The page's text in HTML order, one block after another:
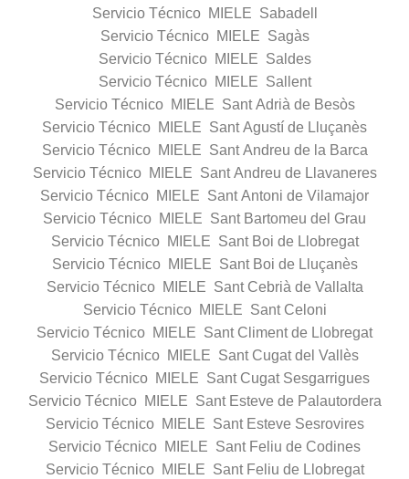
Servicio Técnico MIELE Sabadell
Servicio Técnico MIELE Sagàs
Servicio Técnico MIELE Saldes
Servicio Técnico MIELE Sallent
Servicio Técnico MIELE Sant Adrià de Besòs
Servicio Técnico MIELE Sant Agustí de Lluçanès
Servicio Técnico MIELE Sant Andreu de la Barca
Servicio Técnico MIELE Sant Andreu de Llavaneres
Servicio Técnico MIELE Sant Antoni de Vilamajor
Servicio Técnico MIELE Sant Bartomeu del Grau
Servicio Técnico MIELE Sant Boi de Llobregat
Servicio Técnico MIELE Sant Boi de Lluçanès
Servicio Técnico MIELE Sant Cebrià de Vallalta
Servicio Técnico MIELE Sant Celoni
Servicio Técnico MIELE Sant Climent de Llobregat
Servicio Técnico MIELE Sant Cugat del Vallès
Servicio Técnico MIELE Sant Cugat Sesgarrigues
Servicio Técnico MIELE Sant Esteve de Palautordera
Servicio Técnico MIELE Sant Esteve Sesrovires
Servicio Técnico MIELE Sant Feliu de Codines
Servicio Técnico MIELE Sant Feliu de Llobregat